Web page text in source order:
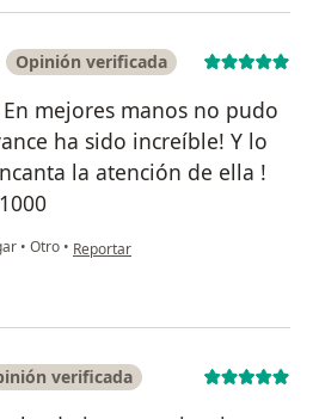
Opinión verificada
mejores manos no pudo
ha sido increíble! Y lo
la atención de ella !
• Otro • en opinión del usuario Dayana
Reportar
verificada